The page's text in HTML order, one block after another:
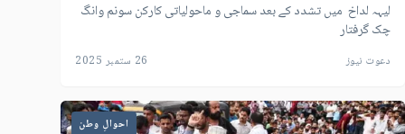
لیہہ لداخ میں تشدد کے بعد سماجی و ماحولیاتی کارکن سونم وانگ
چک گرفتار
دعوت نیوز 26 ستمبر 2025
احوالِ وطن